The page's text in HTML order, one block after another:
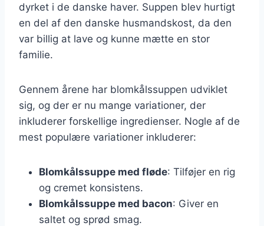
dyrket i de danske haver. Suppen blev hurtigt
en del af den danske husmandskost, da den
var billig at lave og kunne mætte en stor
familie.
Gennem årene har blomkålssuppen udviklet
sig, og der er nu mange variationer, der
inkluderer forskellige ingredienser. Nogle af de
mest populære variationer inkluderer:
Blomkålssuppe med fløde: Tilføjer en rig
og cremet konsistens.
Blomkålssuppe med bacon: Giver en
saltet og sprød smag.